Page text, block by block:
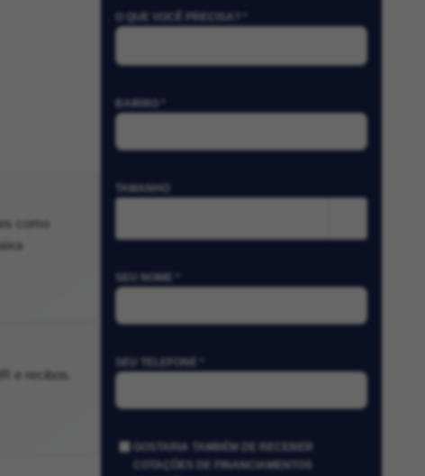
como
e recibos.
O QUE VOCÊ PRECISA? *
TAMANHO
SEU NOME *
SEU TELEFONE *
GOSTARIA TAMBÉM DE RECEBER
COTAÇÕES DE FINANCIAMENTOS